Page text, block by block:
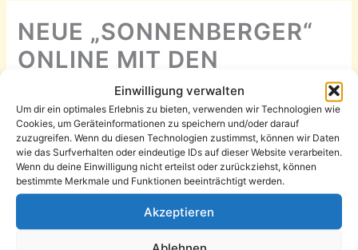
Einwilligung verwalten
Um dir ein optimales Erlebnis zu bieten, verwenden wir Technologien wie
Cookies, um Geräteinformationen zu speichern und/oder darauf
zuzugreifen. Wenn du diesen Technologien zustimmst, können wir Daten
wie das Surfverhalten oder eindeutige IDs auf dieser Website verarbeiten.
Wenn du deine Einwilligung nicht erteilst oder zurückziehst, können
bestimmte Merkmale und Funktionen beeinträchtigt werden.
Akzeptieren
NEUE „SONNENBERGER“
ONLINE MIT DEN
NEUSTEN TERMINEN!
Eingepflegt von Stadtteilmanager Tolga Cerci /28 Februar, 2025
In analoger Form dann ab
der zweiten März-Woche.
Leider hat sich auf Grund
einen kleinen
eine Woche verzögert. Ist